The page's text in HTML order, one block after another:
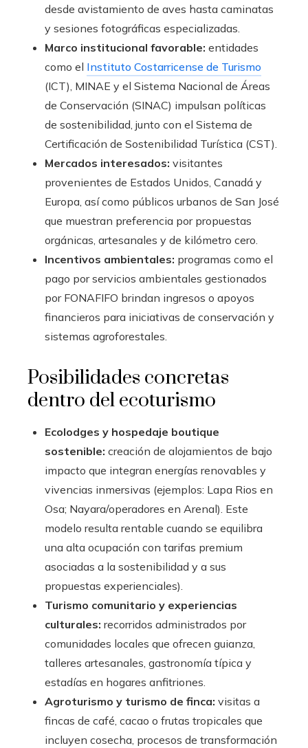
desde avistamiento de aves hasta caminatas
y sesiones fotográficas especializadas.
Marco institucional favorable: entidades
como el Instituto Costarricense de Turismo
(ICT), MINAE y el Sistema Nacional de Áreas
de Conservación (SINAC) impulsan políticas
de sostenibilidad, junto con el Sistema de
Certificación de Sostenibilidad Turística (CST).
Mercados interesados: visitantes
provenientes de Estados Unidos, Canadá y
Europa, así como públicos urbanos de San José
que muestran preferencia por propuestas
orgánicas, artesanales y de kilómetro cero.
Incentivos ambientales: programas como el
pago por servicios ambientales gestionados
por FONAFIFO brindan ingresos o apoyos
financieros para iniciativas de conservación y
sistemas agroforestales.
Posibilidades concretas
dentro del ecoturismo
Ecolodges y hospedaje boutique
sostenible: creación de alojamientos de bajo
impacto que integran energías renovables y
vivencias inmersivas (ejemplos: Lapa Rios en
Osa; Nayara/operadores en Arenal). Este
modelo resulta rentable cuando se equilibra
una alta ocupación con tarifas premium
asociadas a la sostenibilidad y a sus
propuestas experienciales).
Turismo comunitario y experiencias
culturales: recorridos administrados por
comunidades locales que ofrecen guianza,
talleres artesanales, gastronomía típica y
estadías en hogares anfitriones.
Agroturismo y turismo de finca: visitas a
fincas de café, cacao o frutas tropicales que
incluyen cosecha, procesos de transformación